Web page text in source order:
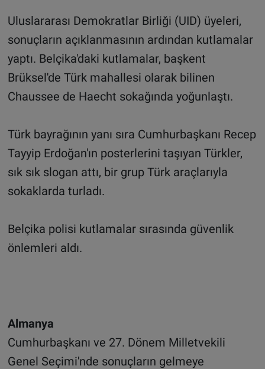
Uluslararası Demokratlar Birliği (UID) üyeleri,
sonuçların açıklanmasının ardından kutlamalar
yaptı. Belçika'daki kutlamalar, başkent
Brüksel'de Türk mahallesi olarak bilinen
Chaussee de Haecht sokağında yoğunlaştı.
Türk bayrağının yanı sıra Cumhurbaşkanı Recep
Tayyip Erdoğan'ın posterlerini taşıyan Türkler,
sık sık slogan attı, bir grup Türk araçlarıyla
sokaklarda turladı.
Belçika polisi kutlamalar sırasında güvenlik
önlemleri aldı.
Almanya
Cumhurbaşkanı ve 27. Dönem Milletvekili
Genel Seçimi'nde sonuçların gelmeye